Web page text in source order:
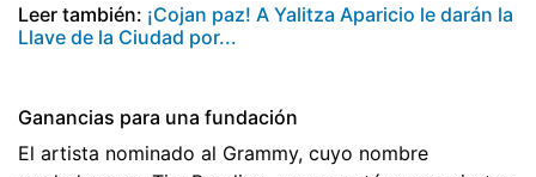
Leer también: ¡Cojan paz! A Yalitza Aparicio le darán la
Llave de la Ciudad por...
Ganancias para una fundación
El artista nominado al Grammy, cuyo nombre